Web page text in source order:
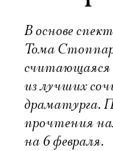
В основе
Тома
из лучших
драматурга.
прочтения
на 6 февраля.